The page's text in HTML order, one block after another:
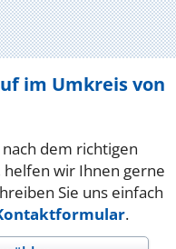
im Umkreis von
dem richtigen
wir Ihnen gerne
Sie uns einfach
.